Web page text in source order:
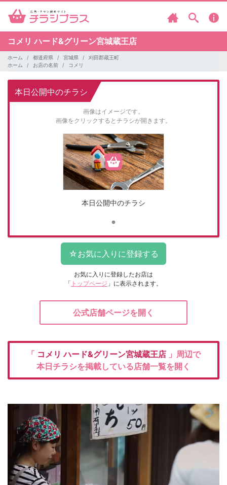
コメリハード&グリーン宮城蔵王店
ホーム 都道府県 宮城県
刈田郡蔵王町
ホーム
お店の名前 コメリ
本日公開中のチラシ
画像はイメージです。
画像をクリックするとチラシが開きます。
本日公開中のチラシ
お気に入りに登録したお店は
「 トップページ 」に表示されます。
公式店舗ページを開く
「 コメリハード&グリーン宮城蔵王店 」周辺で
本日チラシを掲載している店舗一覧を開く